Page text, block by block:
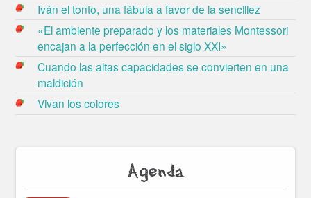
Iván el tonto, una fábula a favor de la sencillez
«El ambiente preparado y los materiales Montessori
encajan a la perfección en el siglo XXI»
Cuando las altas capacidades se convierten en una
maldición
Vivan los colores
Agenda